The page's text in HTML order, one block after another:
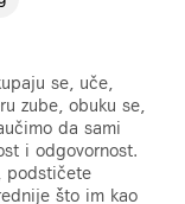
se, uče,
zube, obuku se,
da sami
i odgovornost.
podstičete
što im kao